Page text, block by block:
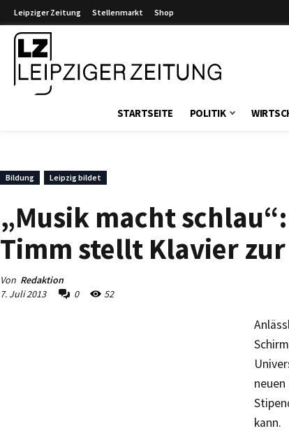
Leipziger Zeitung Stellenmarkt Shop
STARTSEITE POLITIK
Bildung Leipzig bildet
„Musik macht
Timm stellt Klavier
Von Redaktion
7. Juli 2013
0 52
kann.